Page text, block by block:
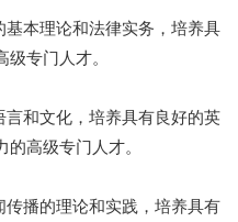
本理论和法律实务，培养具
专门人才。
和文化，培养具有良好的英
高级专门人才。
播的理论和实践，培养具有